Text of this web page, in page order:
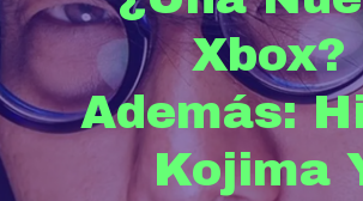
Xbox?
Además:
Kojima